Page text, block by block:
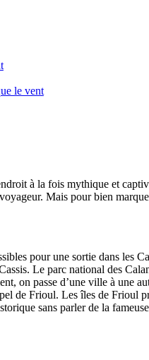
le vent
à la fois mythique et
Mais pour bien
pour une sortie dans les
Le parc national des
on passe d’une ville à
de Frioul. Les îles de Frioul
sans parler de la